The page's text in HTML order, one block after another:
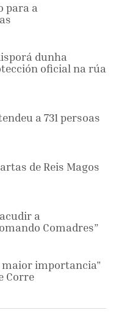
para a
dunha
oficial na rúa
a 731 persoas
de Reis Magos
a
Comadres”
maior importancia"
Corre